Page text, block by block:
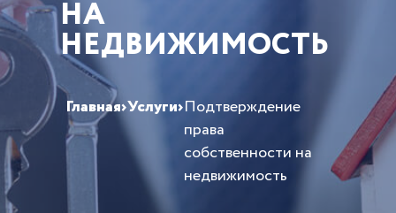
НА
НЕДВИЖИМОСТЬ
Главная›Услуги›Подтверждение
права
собственности на
недвижимость